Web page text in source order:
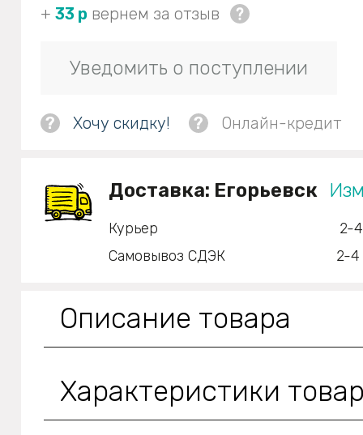
+ 33 р вернем за отзыв
Уведомить о поступлении
? Хочу скидку! ? Онлайн-кредит
Доставка: Егорьевск
Курьер
2-
Самовывоз СДЭК
2-4
Описание товара
Характеристики